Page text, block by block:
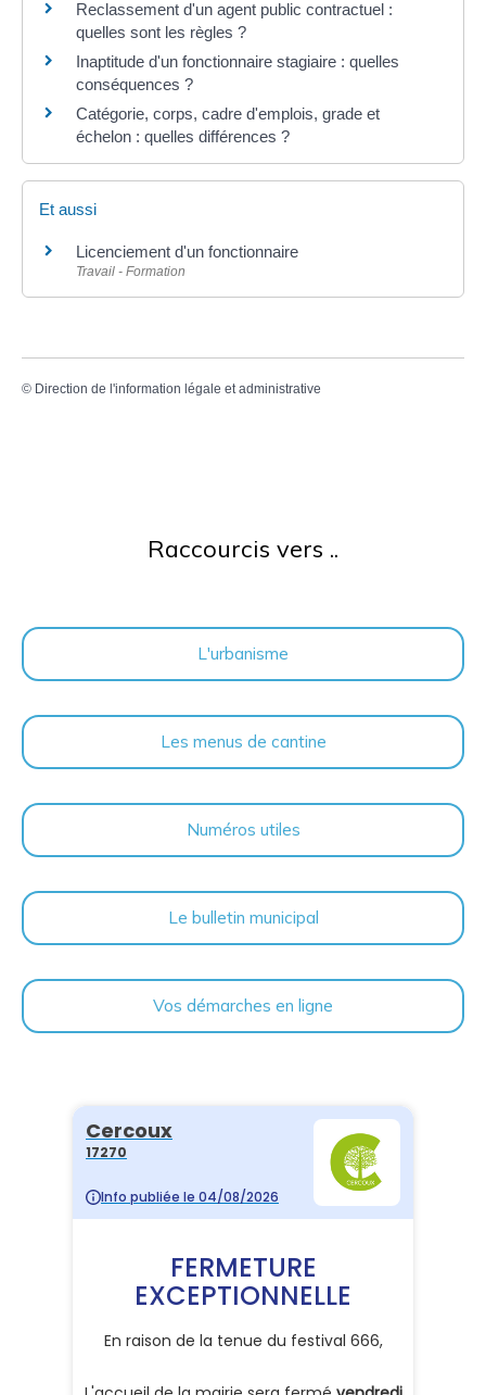
Reclassement d'un agent public contractuel :
quelles sont les règles ?
Inaptitude d'un fonctionnaire stagiaire : quelles
conséquences ?
Catégorie, corps, cadre d'emplois, grade et
échelon : quelles différences ?
Et aussi
Licenciement d'un fonctionnaire
Travail - Formation
© Direction de l'information légale et administrative
Raccourcis vers ..
L'urbanisme
Les menus de cantine
Numéros utiles
Le bulletin municipal
Vos démarches en ligne